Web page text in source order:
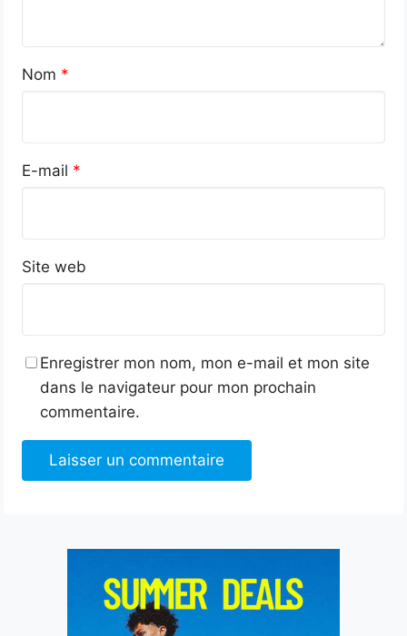
Nom *
E-mail *
Site web
Enregistrer mon nom, mon e-mail et mon site
dans le navigateur pour mon prochain
commentaire.